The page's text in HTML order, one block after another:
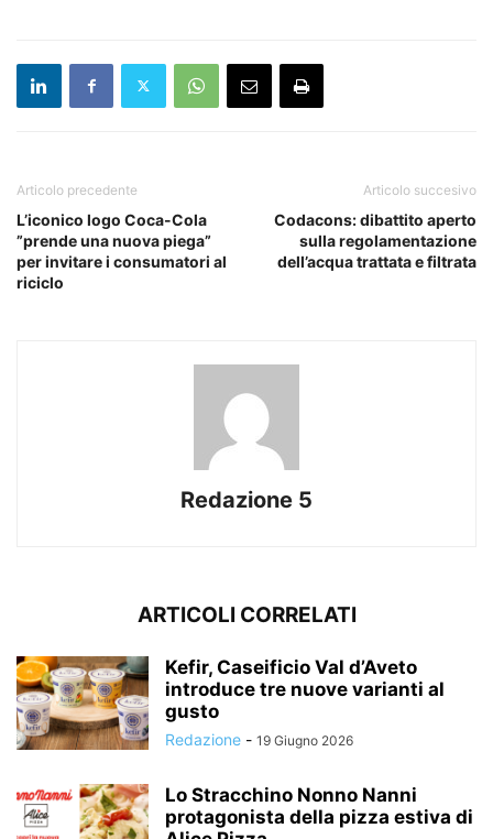
Articolo precedente
L’iconico logo Coca-Cola
”prende una nuova piega”
per invitare i consumatori al
riciclo
Articolo succesivo
Codacons: dibattito aperto
sulla regolamentazione
dell’acqua trattata e filtrata
Redazione 5
ARTICOLI CORRELATI
Kefir, Caseificio Val d’Aveto
introduce tre nuove varianti al
gusto
Redazione - 19 Giugno 2026
Lo Stracchino Nonno Nanni
protagonista della pizza estiva di